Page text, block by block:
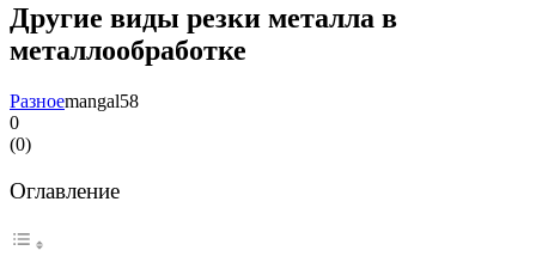
Другие виды резки металла в
металлообработке
Разноеmangal58
0
(0)
Оглавление